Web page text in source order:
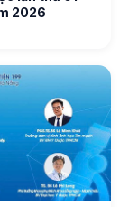
2026